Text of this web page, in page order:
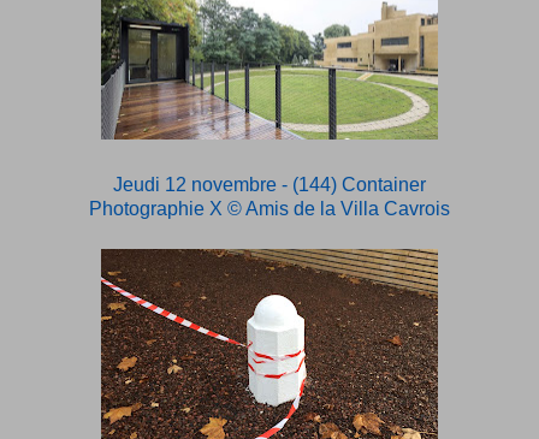
Jeudi 12 novembre - (144) Container
Photographie X © Amis de la Villa Cavrois